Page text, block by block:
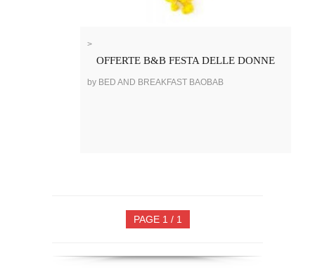
>
OFFERTE B&B FESTA DELLE DONNE
by BED AND BREAKFAST BAOBAB
PAGE 1 / 1